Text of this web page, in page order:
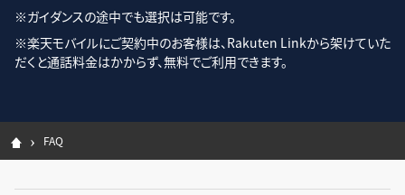
※ガイダンスの途中でも選択は可能です。
※楽天モバイルにご契約中のお客様は、Rakuten Linkから架けていた
だくと通話料金はかからず、無料でご利用できます。
FAQ